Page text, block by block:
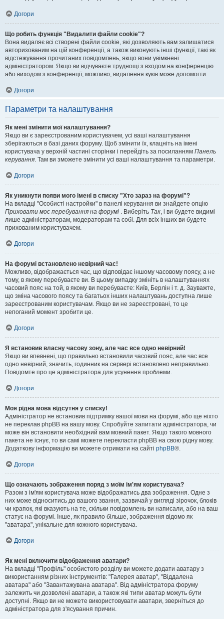
Догори
Що робить функція "Видалити файли cookie"?
Вона видаляє всі створені файли cookie, які дозволяють вам залишатися
авторизованим на цій конференції, а також виконують інші функції, такі як
відстежування прочитаних повідомлень, якщо вони увімкнені
адміністратором. Якщо ви відчуваєте труднощі з входом на конференцію
або виходом з конференції, можливо, видалення куків може допомогти.
Догори
Параметри та налаштування
Як мені змінити мої налаштування?
Якщо ви є зареєстрованим користувачем, усі ваші налаштування
зберігаються в базі даних форуму. Щоб змінити їх, клацніть на імені
користувача у верхній частині сторінки і перейдіть за посиланням Панель
керування. Там ви зможете змінити усі ваші налаштування та параметри.
Догори
Як уникнути появи мого імені в списку "Хто зараз на форумі"?
На вкладці "Особисті настройки" в панелі керування ви знайдете опцію
Приховати моє перебування на форумі . Виберіть Так, і ви будете видимі
лише адміністраторам, модераторам та собі. Для всіх інших ви будете
прихованим користувачем.
Догори
На форумі встановлено невірний час!
Можливо, відображається час, що відповідає іншому часовому поясу, а не
тому, в якому перебуваєте ви. В цьому випадку змініть в налаштуваннях
часовий пояс на той, в якому ви перебуваєте: Київ, Берлін і т. д. Зауважте,
що зміна часового поясу та багатьох інших налаштувань доступна лише
зареєстрованим користувачам. Якщо ви не зареєстровані, то це
непоганий момент зробити це.
Догори
Я встановив власну часову зону, але час все одно невірний!
Якщо ви впевнені, що правильно встановили часовий пояс, але час все
одно невірний, значить, годинник на сервері встановлено неправильно.
Повідомте про це адміністратора для усунення проблеми.
Догори
Моя рідна мова відсутня у списку!
Адміністратор не встановив підтримку вашої мови на форумі, або ще ніхто
не переклав phpBB на вашу мову. Спробуйте запитати адміністратора, чи
може він встановити необхідний вам мовний пакет. Якщо такого мовного
пакета не існує, то ви самі можете перекласти phpBB на свою рідну мову.
Додаткову інформацію ви можете отримати на сайті phpBB®.
Догори
Що означають зображення поряд з моїм ім'ям користувача?
Разом з ім'ям користувача може відображатись два зображення. Одне з
них може відноситись до вашого звання, зазвичай у вигляді зірочок, блоків
чи крапок, які вказують на те, скільки повідомлень ви написали, або на ваш
статус на форумі. Інше, як правило більше, зображення відомо як
"аватара", унікальне для кожного користувача.
Догори
Як мені включити відображення аватари?
На вкладці "Профіль" особистого розділу ви можете додати аватару з
використанням різних інструментів: "Галерея аватар", "Віддалена
аватара" або "Завантажувана аватара". Від адміністратора форуму
залежить чи дозволені аватари, а також які типи аватар можуть бути
доступні. Якщо ви не можете використовувати аватари, зверніться до
адміністратора для з'ясування причин.